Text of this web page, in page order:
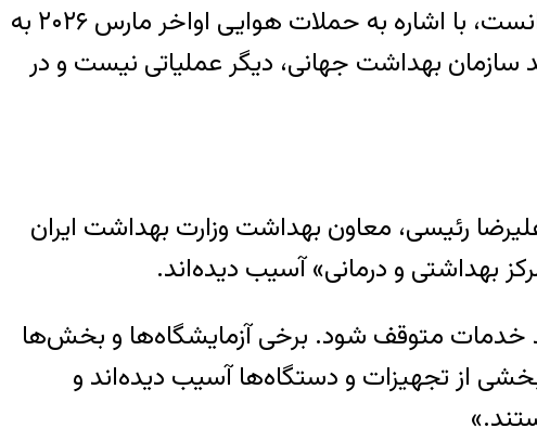
نویسندگان شامل محمودرضا پورکریم، محمد برزگر، فیلیپ لمی، سیمون دلیکور و مارک فان رانست، با اشاره به حملات هوایی اواخر مارس ۲۰۲۶ به
سازمان بهداشت جهانی، دیگر عملیاتی نیست و در
رئیسی، معاون بهداشت وزارت بهداشت ایران
خدمات متوقف شود. برخی آزمایشگاه‌ها و بخش‌ها
از تجهیزات و دستگاه‌ها آسیب دیده‌اند و